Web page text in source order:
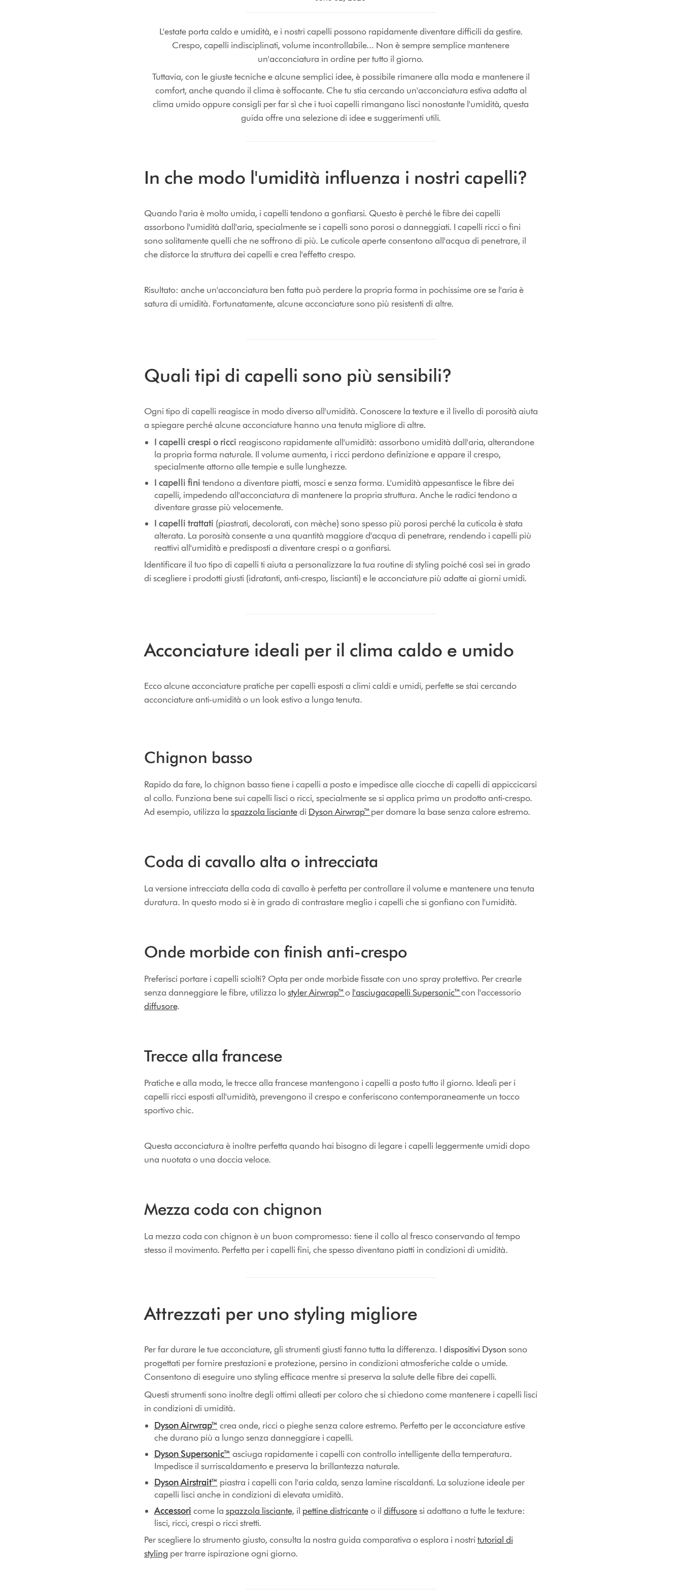
L'estate porta caldo e umidità, e i nostri capelli possono rapidamente diventare difficili da gestire.
Crespo, capelli indisciplinati, volume incontrollabile... Non è sempre semplice mantenere
un'acconciatura in ordine per tutto il giorno.
Tuttavia, con le giuste tecniche e alcune semplici idee, è possibile rimanere alla moda e mantenere il
comfort, anche quando il clima è soffocante. Che tu stia cercando un'acconciatura estiva adatta al
clima umido oppure consigli per far sì che i tuoi capelli rimangano lisci nonostante l'umidità, questa
guida offre una selezione di idee e suggerimenti utili.
In che modo l'umidità influenza i nostri capelli?
Quando l'aria è molto umida, i capelli tendono a gonfiarsi. Questo è perché le fibre dei capelli
assorbono l'umidità dall'aria, specialmente se i capelli sono porosi o danneggiati. I capelli ricci o fini
sono solitamente quelli che ne soffrono di più. Le cuticole aperte consentono all'acqua di penetrare, il
che distorce la struttura dei capelli e crea l'effetto crespo.
Risultato: anche un'acconciatura ben fatta può perdere la propria forma in pochissime ore se l'aria è
satura di umidità. Fortunatamente, alcune acconciature sono più resistenti di altre.
Quali tipi di capelli sono più sensibili?
Ogni tipo di capelli reagisce in modo diverso all'umidità. Conoscere la texture e il livello di porosità aiuta
a spiegare perché alcune acconciature hanno una tenuta migliore di altre.
I capelli crespi o ricci reagiscono rapidamente all'umidità: assorbono umidità dall'aria, alterandone
la propria forma naturale. Il volume aumenta, i ricci perdono definizione e appare il crespo,
specialmente attorno alle tempie e sulle lunghezze.
I capelli fini tendono a diventare piatti, mosci e senza forma. L'umidità appesantisce le fibre dei
capelli, impedendo all'acconciatura di mantenere la propria struttura. Anche le radici tendono a
diventare grasse più velocemente.
I capelli trattati (piastrati, decolorati, con mèche) sono spesso più porosi perché la cuticola è stata
alterata. La porosità consente a una quantità maggiore d'acqua di penetrare, rendendo i capelli più
reattivi all'umidità e predisposti a diventare crespi o a gonfiarsi.
Identificare il tuo tipo di capelli ti aiuta a personalizzare la tua routine di styling poiché così sei in grado
di scegliere i prodotti giusti (idratanti, anti-crespo, liscianti) e le acconciature più adatte ai giorni umidi.
Acconciature ideali per il clima caldo e umido
Ecco alcune acconciature pratiche per capelli esposti a climi caldi e umidi, perfette se stai cercando
acconciature anti-umidità o un look estivo a lunga tenuta.
Chignon basso
Rapido da fare, lo chignon basso tiene i capelli a posto e impedisce alle ciocche di capelli di appiccicarsi
al collo. Funziona bene sui capelli lisci o ricci, specialmente se si applica prima un prodotto anti-crespo.
Ad esempio, utilizza la spazzola lisciantedi Dyson Airwrap™per domare la base senza calore estremo.
Coda di cavallo alta o intrecciata
La versione intrecciata della coda di cavallo è perfetta per controllare il volume e mantenere una tenuta
duratura. In questo modo si è in grado di contrastare meglio i capelli che si gonfiano con l'umidità.
Onde morbide con finish anti-crespo
Preferisci portare i capelli sciolti? Opta per onde morbide fissate con uno spray protettivo. Per crearle
senza danneggiare le fibre, utilizza lostyler Airwrap™o l'asciugacapelli Supersonic™con l'accessorio
diffusore.
Trecce alla francese
Pratiche e alla moda, le trecce alla francese mantengono i capelli a posto tutto il giorno. Ideali per i
capelli ricci esposti all'umidità, prevengono il crespo e conferiscono contemporaneamente un tocco
sportivo chic.
Questa acconciatura è inoltre perfetta quando hai bisogno di legare i capelli leggermente umidi dopo
una nuotata o una doccia veloce.
Mezza coda con chignon
La mezza coda con chignon è un buon compromesso: tiene il collo al fresco conservando al tempo
stesso il movimento. Perfetta per i capelli fini, che spesso diventano piatti in condizioni di umidità.
Attrezzati per uno styling migliore
Per far durare le tue acconciature, gli strumenti giusti fanno tutta la differenza. I dispositivi Dyson sono
progettati per fornire prestazioni e protezione, persino in condizioni atmosferiche calde o umide.
Consentono di eseguire uno styling efficace mentre si preserva la salute delle fibre dei capelli.
Questi strumenti sono inoltre degli ottimi alleati per coloro che si chiedono come mantenere i capelli lisci
in condizioni di umidità.
Dyson Airwrap™ crea onde, ricci o pieghe senza calore estremo. Perfetto per le acconciature estive
che durano più a lungo senza danneggiare i capelli.
Dyson Supersonic™ asciuga rapidamente i capelli con controllo intelligente della temperatura.
Impedisce il surriscaldamento e preserva la brillantezza naturale.
Dyson Airstrait™ piastra i capelli con l'aria calda, senza lamine riscaldanti. La soluzione ideale per
capelli lisci anche in condizioni di elevata umidità.
Accessori come la spazzola lisciante, il pettine districanteo il diffusoresi adattano a tutte le texture:
lisci, ricci, crespi o ricci stretti.
Per scegliere lo strumento giusto, consulta la nostra guida comparativa o esplora i nostri tutorial di
styling per trarre ispirazione ogni giorno.